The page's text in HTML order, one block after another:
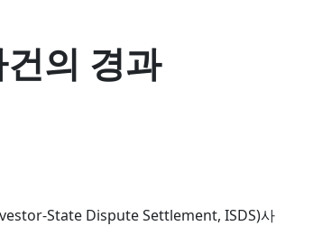
의 경과
State Dispute Settlement, ISDS)사